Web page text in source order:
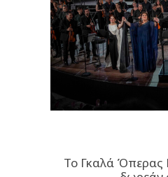
Το Γκαλά Όπερας